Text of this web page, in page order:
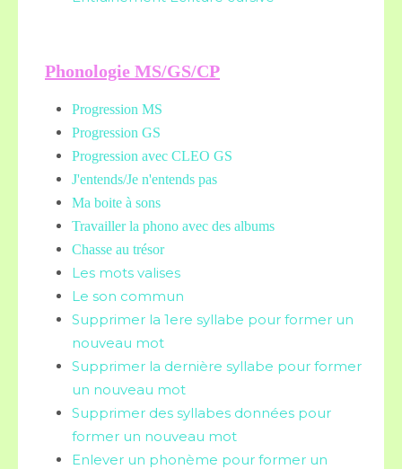
Phonologie MS/GS/CP
Progression MS
Progression GS
Progression avec CLEO GS
J'entends/Je n'entends pas
Ma boite à sons
Travailler la phono avec des albums
Chasse au trésor
Les mots valises
Le son commun
Supprimer la 1ere syllabe pour former un
nouveau mot
Supprimer la dernière syllabe pour former
un nouveau mot
Supprimer des syllabes données pour
former un nouveau mot
Enlever un phonème pour former un